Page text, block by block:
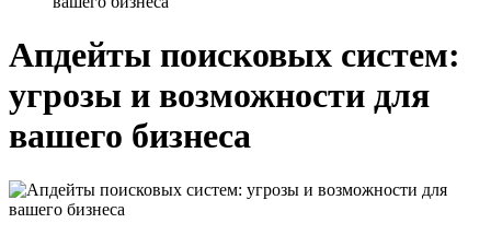
Апдейты поисковых систем:
угрозы и возможности для
вашего бизнеса